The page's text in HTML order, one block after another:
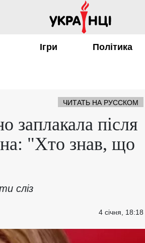
Ігри Політика
ЧИТАТЬ НА РУССКОМ
заплакала після
"Хто знав, що
сліз
4 січня, 18:18